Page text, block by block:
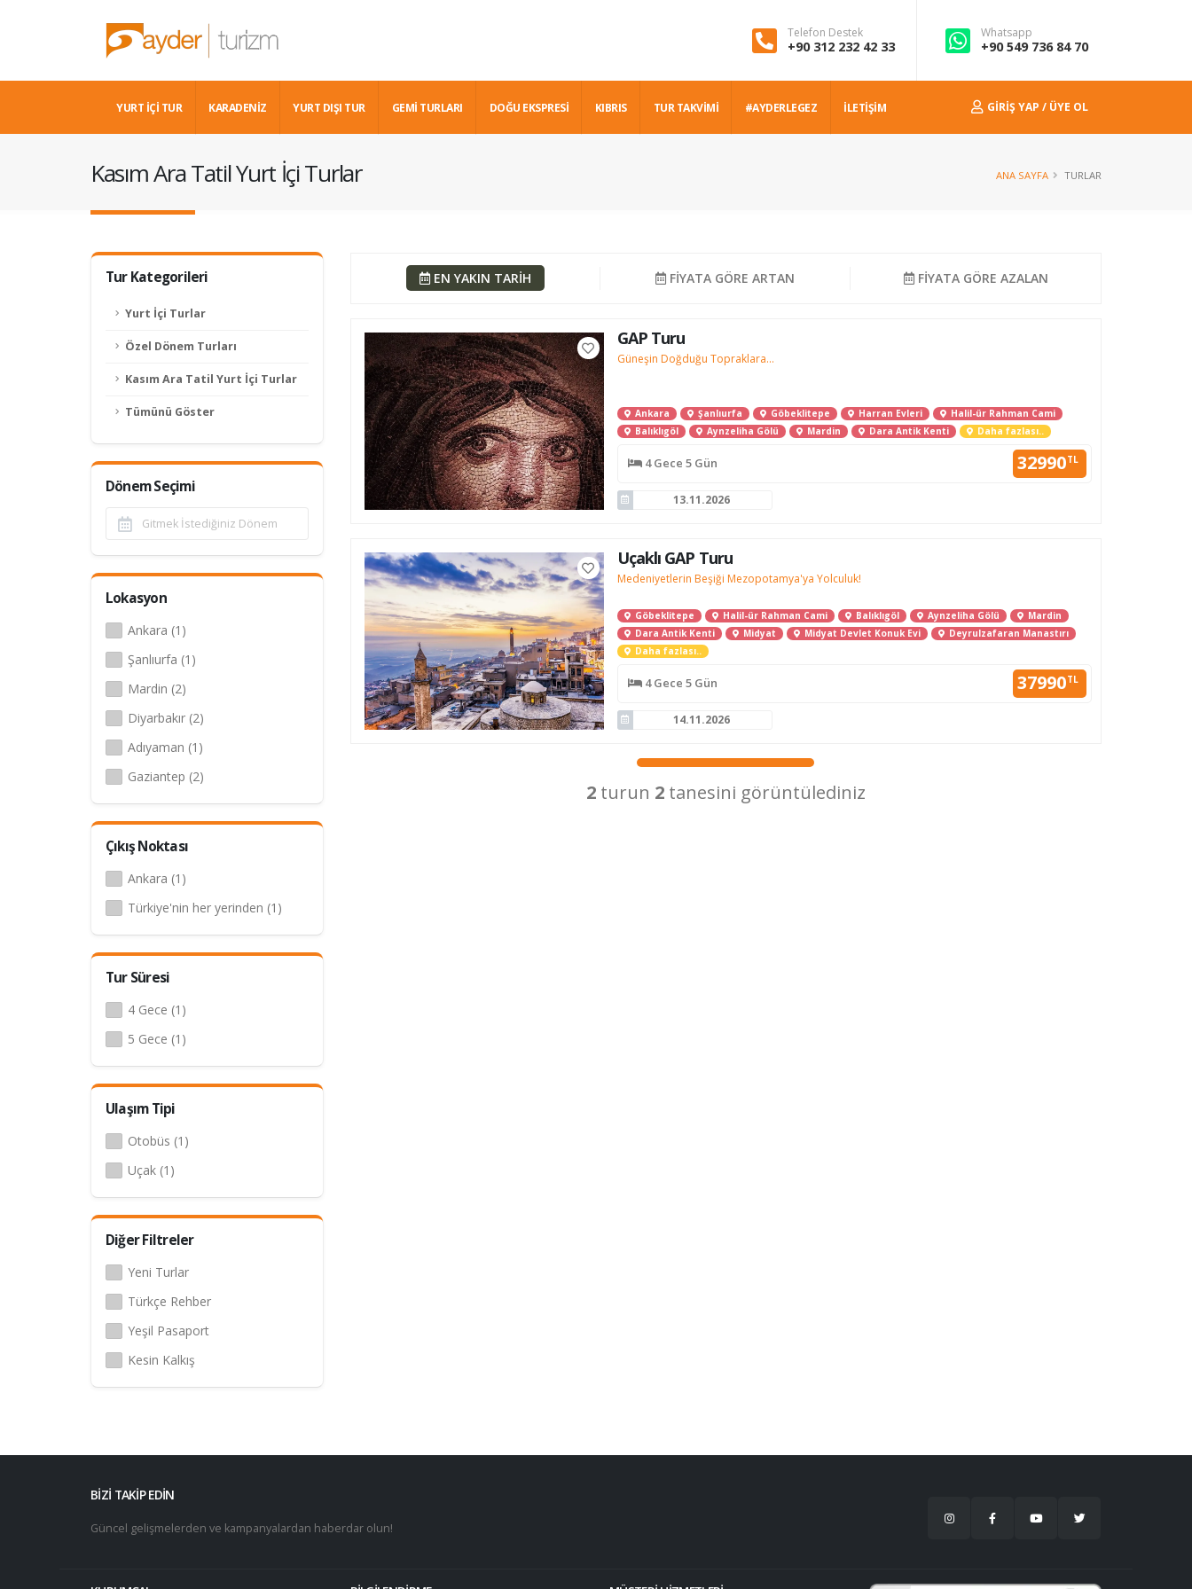
Telefon Destek
+90 312 232 42 33
Whatsapp
+90 549 736 84 70
YURT İÇİ TUR KARADENIZ YURT DIŞI TUR GEMİ TURLARI DOĞU EKSPRESİ KIBRIS TUR TAKVİMİ #AYDERLEGEZ İLETİŞİM GIRIŞ YAP / ÜYE OL
Kasım Ara Tatil Yurt İçi Turlar ANA SAYFA TURLAR
Tur Kategorileri
Yurt İçi Turlar
Özel Dönem Turları
Kasım Ara Tatil Yurt İçi Turlar
Tümünü Göster
Dönem Seçimi
Lokasyon
Ankara (1)
Şanlıurfa (1)
Mardin (2)
Diyarbakır (2)
Adıyaman (1)
Gaziantep (2)
Çıkış Noktası
Ankara (1)
Türkiye'nin her yerinden (1)
Tur Süresi
4 Gece (1)
5 Gece (1)
Ulaşım Tipi
Otobüs (1)
Uçak (1)
Diğer Filtreler
Yeni Turlar
Türkçe Rehber
Yeşil Pasaport
Kesin Kalkış
EN YAKIN TARİH FİYATA GÖRE ARTAN FİYATA GÖRE AZALAN
GAP Turu
Güneşin Doğduğu Topraklara...
Ankara Şanlıurfa Göbeklitepe Harran Evleri
Halil-ür Rahman Cami
Balıklıgöl
Aynzeliha Gölü Mardin Dara Antik Kenti Daha fazlası..
4 Gece 5 Gün 32990TL
13.11.2026
Uçaklı GAP Turu
Medeniyetlerin Beşiği Mezopotamya'ya Yolculuk!
Göbeklitepe Halil-ür Rahman Cami Balıklıgöl Aynzeliha Gölü
Mardin
Dara Antik Kenti
Midyat Midyat Devlet Konuk Evi
Deyrulzafaran Manastırı
Daha fazlası..
4 Gece 5 Gün 37990TL
14.11.2026
2turun 2tanesini görüntülediniz
BİZİ TAKİP EDİN
Güncel gelişmelerden ve kampanyalardan haberdar olun!